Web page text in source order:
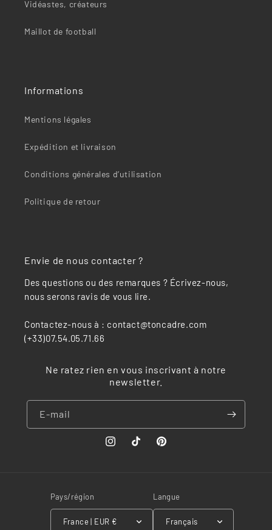
Vidéastes, créateurs
Maillot de football
Informations
Mentions légales
Expédition et livraison
Conditions générales d’utilisation
Politique de retour
Envie de nous contacter ?
Des questions ou des remarques ? Écrivez-nous,
nous serons ravis de vous lire.
Contactez-nous à : contact@toncadre.com
(+33)07.54.05.71.66
Ne ratez rien en vous inscrivant à notre
newsletter.
E-mail
InstagramTikTok Pinterest
Pays/région
France | EUR €
Langue
Français